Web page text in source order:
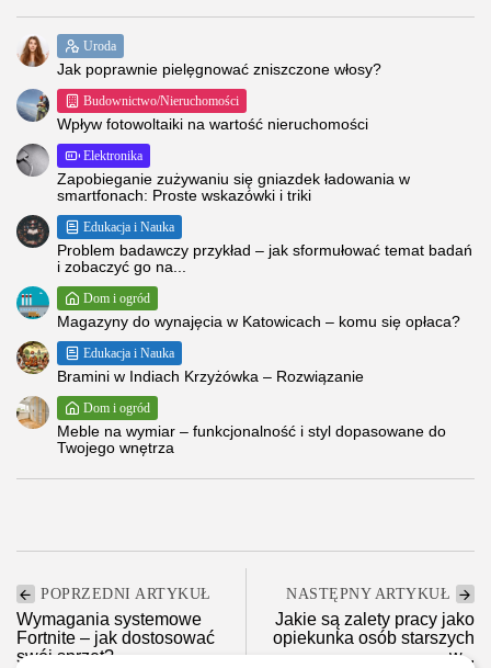
Uroda
Jak poprawnie pielęgnować zniszczone włosy?
Budownictwo/Nieruchomości
Wpływ fotowoltaiki na wartość nieruchomości
Elektronika
Zapobieganie zużywaniu się gniazdek ładowania w
smartfonach: Proste wskazówki i triki
Edukacja i Nauka
Problem badawczy przykład – jak sformułować temat badań
i zobaczyć go na...
Dom i ogród
Magazyny do wynajęcia w Katowicach – komu się opłaca?
Edukacja i Nauka
Bramini w Indiach Krzyżówka – Rozwiązanie
Dom i ogród
Meble na wymiar – funkcjonalność i styl dopasowane do
Twojego wnętrza
POPRZEDNI ARTYKUŁ
Wymagania systemowe
Fortnite – jak dostosować
swój sprzęt?
NASTĘPNY ARTYKUŁ
Jakie są zalety pracy jako
opiekunka osób starszych
w...